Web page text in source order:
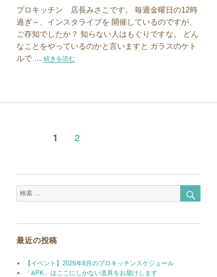
プロキッチン 店長みさこです。 毎週金曜日の12時
過ぎ～、インスタライブを 開催しているのですが、
ご存知でしたか？ 知らない人はもぐりですな。 どん
なことをやっているのかと言いますと ガラスのケト
ルで …“鉄フライパンの疑問解決！リバーライトに聞きました”の
続きを読む
の
ペ
ー
ジ
送
ページ1 ペ
ー
2
ペ
ー
ジ
検
索
最近の投稿
【イベント】2026年8月のプロキッチンスケジュール
「&PK」はここにしかない道具をお届けします